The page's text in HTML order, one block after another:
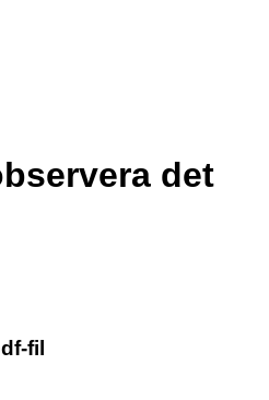
det
fil